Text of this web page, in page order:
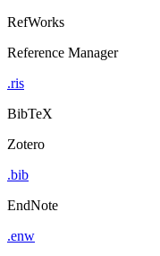
RefWorks
Reference Manager
.ris
BibTeX
Zotero
.bib
EndNote
.enw